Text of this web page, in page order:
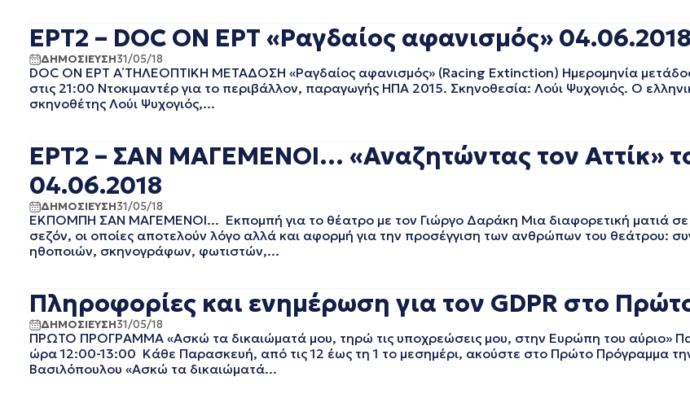
ΠΟΛΙΤΙΣΜΟΣ
ΡΑΔΙΟΦΩΝΟ
ΤΗΛΕΟΡΑΣΗ
ΔΕΚΕΜΒΡΙΟΣ 2024
ΟΚΤΩΒΡΙΟΣ 2024
ΣΕΠΤΕΜΒΡΙΟΣ 2024
ΑΥΓΟΥΣΤΟΣ 2024
ΙΟΥΝΙΟΣ 2024
ΜΑΙΟΣ 2024
ΦΕΒΡΟΥΑΡΙΟΣ 2024
ΙΑΝΟΥΑΡΙΟΣ 2024
ΔΕΚΕΜΒΡΙΟΣ 2023
ΟΚΤΩΒΡΙΟΣ 2023
ΣΕΠΤΕΜΒΡΙΟΣ 2023
ΑΥΓΟΥΣΤΟΣ 2023
ΙΟΥΛΙΟΣ 2023
ΙΟΥΝΙΟΣ 2023
ΕΡΤ2 – DOC ON ΕΡΤ «Ραγδαίος αφανισμός» 04.06.2018
ΔΗΜΟΣΙΕΥΣΗ31/05/18
DOC ON ΕΡΤ Α΄ ΤΗΛΕΟΠΤΙΚΗ ΜΕΤΑΔΟΣΗ «Ραγδαίος αφανισμός» (Racing Extinction) Ημερομηνία
στις 21:00 Ντοκιμαντέρ για το περιβάλλον, παραγωγής ΗΠΑ 2015. Σκηνοθεσία: Λούι Ψυχογιός. Ο
σκηνοθέτης Λούι Ψυχογιός,...
ΕΡΤ2 – ΣΑΝ ΜΑΓΕΜΕΝΟΙ… «Αναζητώντας τον Αττίκ»
04.06.2018
ΔΗΜΟΣΙΕΥΣΗ31/05/18
ΕΚΠΟΜΠΗ ΣΑΝ ΜΑΓΕΜΕΝΟΙ... Εκπομπή για το θέατρο με τον Γιώργο Δαράκη Μια διαφορετική ματιά σε
σεζόν, οι οποίες αποτελούν λόγο αλλά και αφορμή για την προσέγγιση των ανθρώπων του θεάτρου:
ηθοποιών, σκηνογράφων, φωτιστών,...
Πληροφορίες και ενημέρωση για τον GDPR στο
ΔΗΜΟΣΙΕΥΣΗ31/05/18
ΠΡΩΤΟ ΠΡΟΓΡΑΜΜΑ «Ασκώ τα δικαιώματά μου, τηρώ τις υποχρεώσεις μου, στην Ευρώπη του αύριο»
ώρα 12:00-13:00 Κάθε Παρασκευή, από τις 12 έως τη 1 το μεσημέρι, ακούστε στο Πρώτο Πρόγραμμα
Βασιλόπουλου «Ασκώ τα δικαιώματά...